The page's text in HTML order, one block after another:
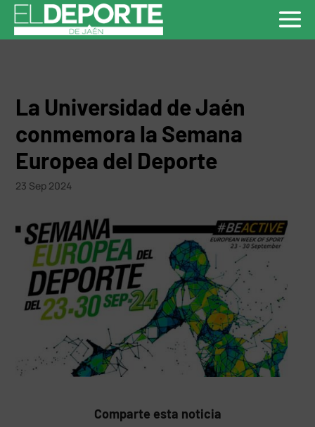
La Universidad de Jaén
conmemora la Semana
Europea del Deporte
23 Sep 2024
Comparte esta noticia